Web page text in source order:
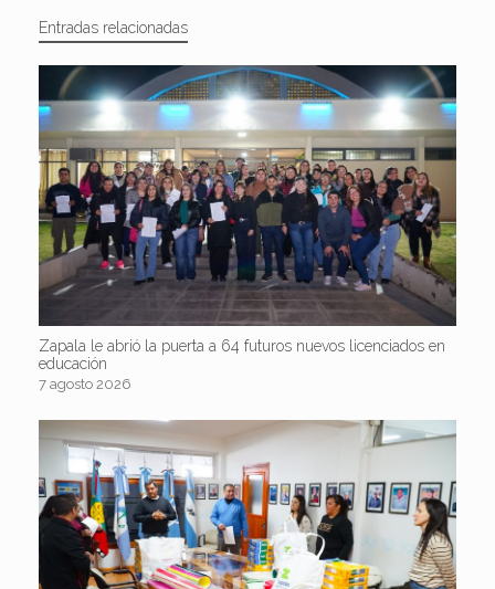
Entradas relacionadas
Zapala le abrió la puerta a 64 futuros nuevos licenciados en
educación
7 agosto 2026